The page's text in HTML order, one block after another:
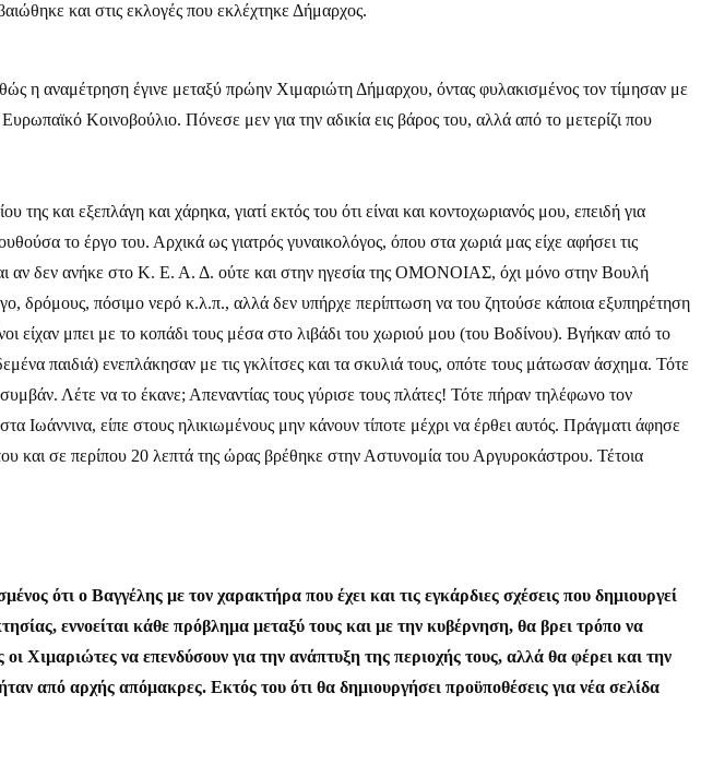
και στις εκλογές που εκλέχτηκε Δήμαρχος.
η αναμέτρηση έγινε μεταξύ πρώην Χιμαριώτη Δήμαρχου, όντας φυλακισμένος τον τίμησαν με
Κοινοβούλιο. Πόνεσε μεν για την αδικία εις βάρος του, αλλά από το μετερίζι που
της και εξεπλάγη και χάρηκα, γιατί εκτός του ότι είναι και κοντοχωριανός μου, επειδή για
το έργο του. Αρχικά ως γιατρός γυναικολόγος, όπου στα χωριά μας είχε αφήσει τις
αν δεν ανήκε στο Κ. Ε. Α. Δ. ούτε και στην ηγεσία της ΟΜΟΝΟΙΑΣ, όχι μόνο στην Βουλή
δρόμους, πόσιμο νερό κ.λ.π., αλλά δεν υπήρχε περίπτωση να του ζητούσε κάποια εξυπηρέτηση
είχαν μπει με το κοπάδι τους μέσα στο λιβάδι του χωριού μου (του Βοδίνου). Βγήκαν από το
παιδιά) ενεπλάκησαν με τις γκλίτσες και τα σκυλιά τους, οπότε τους μάτωσαν άσχημα. Τότε
Λέτε να το έκανε; Απεναντίας τους γύρισε τους πλάτες! Τότε πήραν τηλέφωνο τον
Ιωάννινα, είπε στους ηλικιωμένους μην κάνουν τίποτε μέχρι να έρθει αυτός. Πράγματι άφησε
και σε περίπου 20 λεπτά της ώρας βρέθηκε στην Αστυνομία του Αργυροκάστρου. Τέτοια
ότι ο Βαγγέλης με τον χαρακτήρα που έχει και τις εγκάρδιες σχέσεις που δημιουργεί
εννοείται κάθε πρόβλημα μεταξύ τους και με την κυβέρνηση, θα βρει τρόπο να
Χιμαριώτες να επενδύσουν για την ανάπτυξη της περιοχής τους, αλλά θα φέρει και την
από αρχής απόμακρες. Εκτός του ότι θα δημιουργήσει προϋποθέσεις για νέα σελίδα